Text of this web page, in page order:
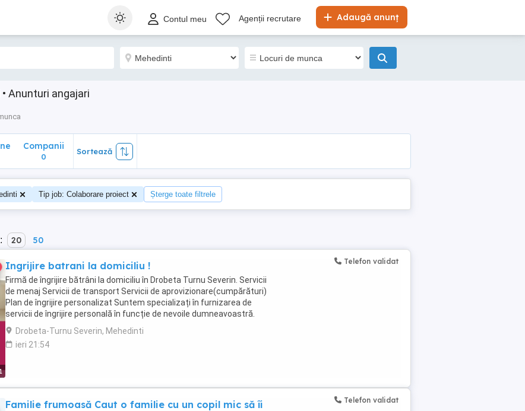
Adaugă anunț
Contul meu Agenții recrutare
Anunturi angajari
Companii
0
Sortează
Tip job: Colaborare proiect Șterge toate filtrele
20 50
Ingrijire batrani la domiciliu !
Firmă de îngrijire bătrâni la domiciliu în Drobeta Turnu Severin. Servicii
de menaj Servicii de transport Servicii de aprovizionare(cumpărături)
Plan de îngrijire personalizat Suntem specializați în furnizarea de
servicii de îngrijire personală în funcție de nevoile dumneavoastră.
Serviciile ...
Drobeta-Turnu Severin, Mehedinti
ieri 21:54
Telefon validat
Familie frumoasă Caut o familie cu un copil mic să îi
Telefon validat